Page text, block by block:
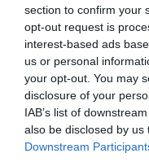
section to confirm your
opt-out request is
interest-based ads
us or personal
your opt-out. You may
disclosure of your
IAB’s list of
also be disclosed by
Downstream